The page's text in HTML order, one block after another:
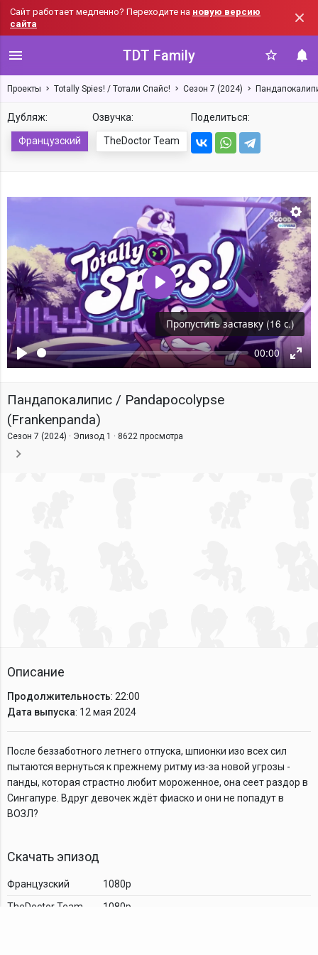
Сайт работает медленно? Переходите на новую версию
сайта
TDT Family
Проекты Totally Spies! / Тотали Спайс! Сезон 7 (2024)
Дубляж:
Французский
Озвучка:
TheDoctor Team
Поделиться:
Воспроизвести
00:00
Пропустить заставку (16
Воспроизвести
Пандапокалипис / Pandapocolypse
(Frankenpanda)
Сезон 7 (2024) · Эпизод 1 · 8622 просмотра
Описание
Продолжительность: 22:00
Дата выпуска: 12 мая 2024
После беззаботного летнего отпуска, шпионки изо всех сил
пытаются вернуться к прежнему ритму из-за новой угрозы -
панды, которая страстно любит мороженное, она сеет раздор в
Сингапуре. Вдруг девочек ждёт фиаско и они не попадут в
ВОЗЛ?
Скачать эпизод
Французский
1080p
TheDoctor Team
1080p